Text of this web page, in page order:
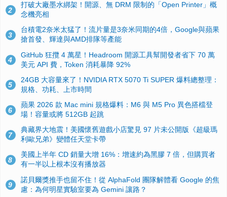
2
打破大廠墨水綁架！開源、無 DRM 限制的「Open Printer」概
念機亮相
3
台積電2奈米太猛了！流片量是3奈米同期的4倍，Google與蘋果
搶首發、輝達與AMD排隊等產能
4
GitHub 狂攬 4 萬星！Headroom 開源工具幫開發者省下 70 萬
美元 API 費，Token 消耗暴降 92%
5
24GB 大容量來了！NVIDIA RTX 5070 Ti SUPER 爆料總整理：
規格、功耗、上市時間
6
蘋果 2026 款 Mac mini 規格爆料：M6 與 M5 Pro 異色搭檔登
場！容量或將 512GB 起跳
7
典藏界大地震！美國懷舊遊戲小店驚見 97 片未公開版《超級瑪
利歐兄弟》變體任天堂卡帶
8
美國上半年 CD 銷量大增 16%：增速約為黑膠 7 倍，但購買者
有一半以上根本沒有播放器
9
諾貝爾獎推手也留不住！從 AlphaFold 團隊解體看 Google 的焦
慮：為何明星實驗室要為 Gemini 讓路？